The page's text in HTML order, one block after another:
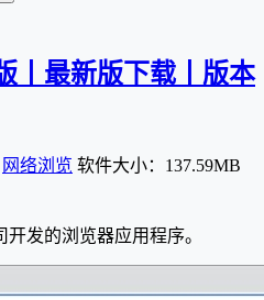
丨最新版下载丨版本
网络浏览 软件大小：137.59MB
发的浏览器应用程序。